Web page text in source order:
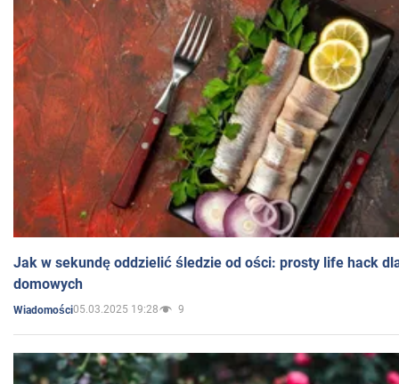
Jak w sekundę oddzielić śledzie od ości: prosty life hack
domowych
Wiadomości05.03.2025 19:28 9